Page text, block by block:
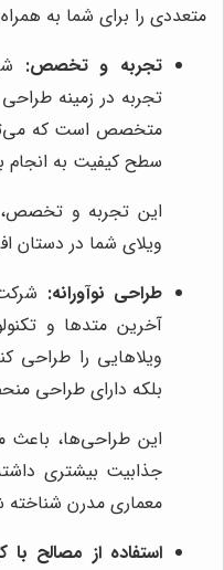
متعددی را برای شما به
تجربه و تخصص:
تجربه در زمینه
متخصص است که
سطح کیفیت به انجام
این تجربه و تخصص،
ویلای شما در دستان
طراحی نوآورانه:
آخرین متدها و
ویلاهایی را طراحی
بلکه دارای طراحی
این طراحی‌ها، باعث
جذابیت بیشتری
معماری مدرن شناخته
استفاده از مصالح با